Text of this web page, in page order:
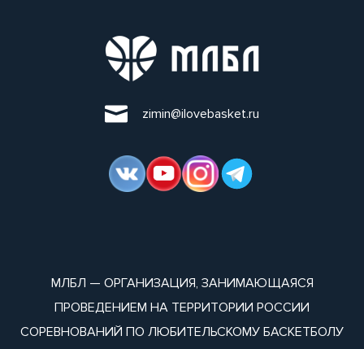
zimin@ilovebasket.ru
МЛБЛ — ОРГАНИЗАЦИЯ, ЗАНИМАЮЩАЯСЯ
ПРОВЕДЕНИЕМ НА ТЕРРИТОРИИ РОССИИ
СОРЕВНОВАНИЙ ПО ЛЮБИТЕЛЬСКОМУ БАСКЕТБОЛУ